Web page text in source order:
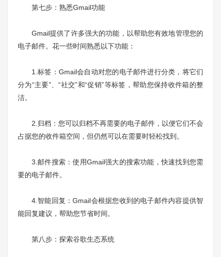
第七步：熟悉Gmail功能
Gmail提供了许多强大的功能，以帮助您有效地管理您的
电子邮件。花一些时间熟悉以下功能：
1.标签：Gmail会自动对您的电子邮件进行分类，将它们
分为“主要”、“社交”和“促销”等标签，帮助您保持收件箱的整
洁。
2.归档：您可以归档不再需要的电子邮件，以便它们不会
占据您的收件箱空间，但仍然可以在需要时轻松找到。
3.邮件搜索：使用Gmail强大的搜索功能，快速找到您需
要的电子邮件。
4.智能回复：Gmail会根据您收到的电子邮件内容提供智
能回复建议，帮助您节省时间。
第八步：探索谷歌生态系统